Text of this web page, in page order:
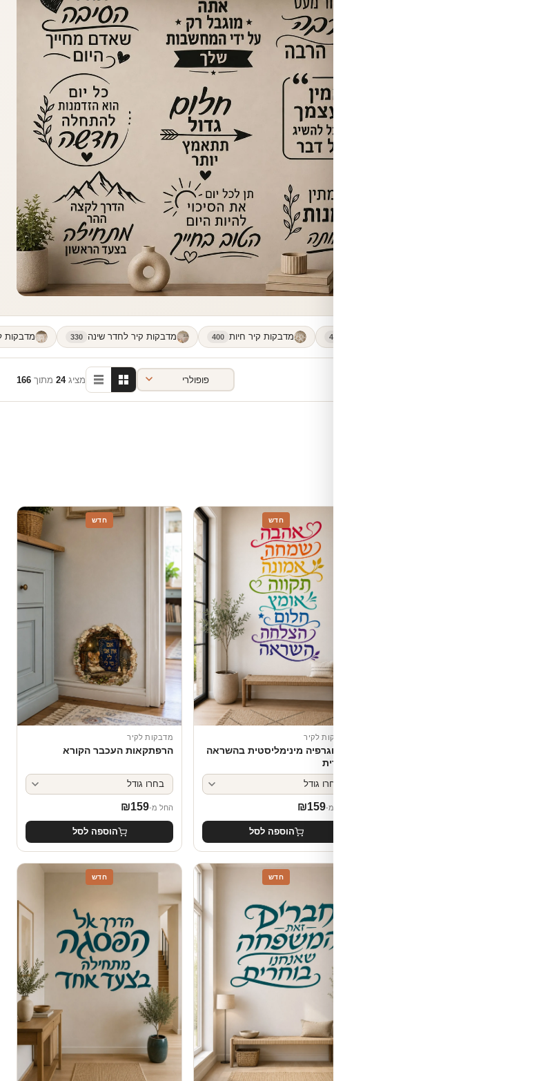
418 מדבקות קיר חיות 400 מדבקות קיר לחדר שינה 330 מדבקות
מציג24 מתוך 166
חדש
מדבקות לקיר
טיפוגרפיה מינימליסטית בהשראה
עברית
החל מ- ₪159
הוספה לסל
חדש
מדבקות לקיר
הרפתקאות העכבר הקורא
החל מ- ₪159
הוספה לסל
חדש חדש